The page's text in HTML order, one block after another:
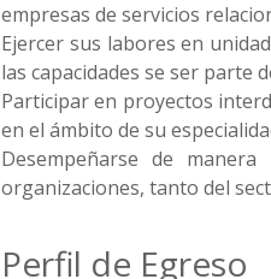
empresas de servicios
Ejercer sus labores en
las capacidades se ser parte
Participar en proyectos
en el ámbito de su
Desempeñarse de
organizaciones, tanto del
Perfil de Egreso